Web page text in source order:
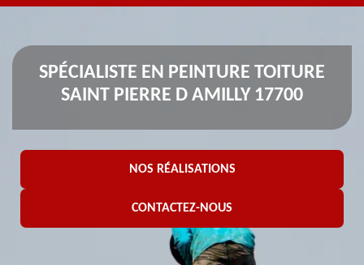
SPÉCIALISTE EN PEINTURE TOITURE
SAINT PIERRE D AMILLY 17700
NOS RÉALISATIONS
CONTACTEZ-NOUS